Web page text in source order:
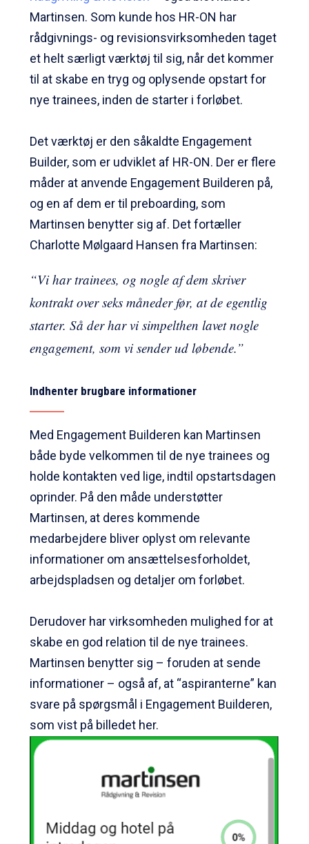
Martinsen. Som kunde hos HR-ON har
rådgivnings- og revisionsvirksomheden taget
et helt særligt værktøj til sig, når det kommer
til at skabe en tryg og oplysende opstart for
nye trainees, inden de starter i forløbet.
Det værktøj er den såkaldte Engagement
Builder, som er udviklet af HR-ON. Der er flere
måder at anvende Engagement Builderen på,
og en af dem er til preboarding, som
Martinsen benytter sig af. Det fortæller
Charlotte Mølgaard Hansen fra Martinsen:
“Vi har trainees, og nogle af dem skriver
kontrakt over seks måneder før, at de egentlig
starter. Så der har vi simpelthen lavet nogle
engagement, som vi sender ud løbende.”
Indhenter brugbare informationer
Med Engagement Builderen kan Martinsen
både byde velkommen til de nye trainees og
holde kontakten ved lige, indtil opstartsdagen
oprinder. På den måde understøtter
Martinsen, at deres kommende
medarbejdere bliver oplyst om relevante
informationer om ansættelsesforholdet,
arbejdspladsen og detaljer om forløbet.
Derudover har virksomheden mulighed for at
skabe en god relation til de nye trainees.
Martinsen benytter sig – foruden at sende
informationer – også af, at “aspiranterne” kan
svare på spørgsmål i Engagement Builderen,
som vist på billedet her.